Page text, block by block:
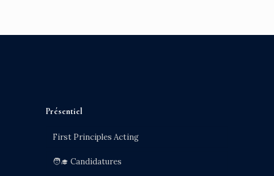
Présentiel
First Principles Acting
🧑‍🎓 Candidatures